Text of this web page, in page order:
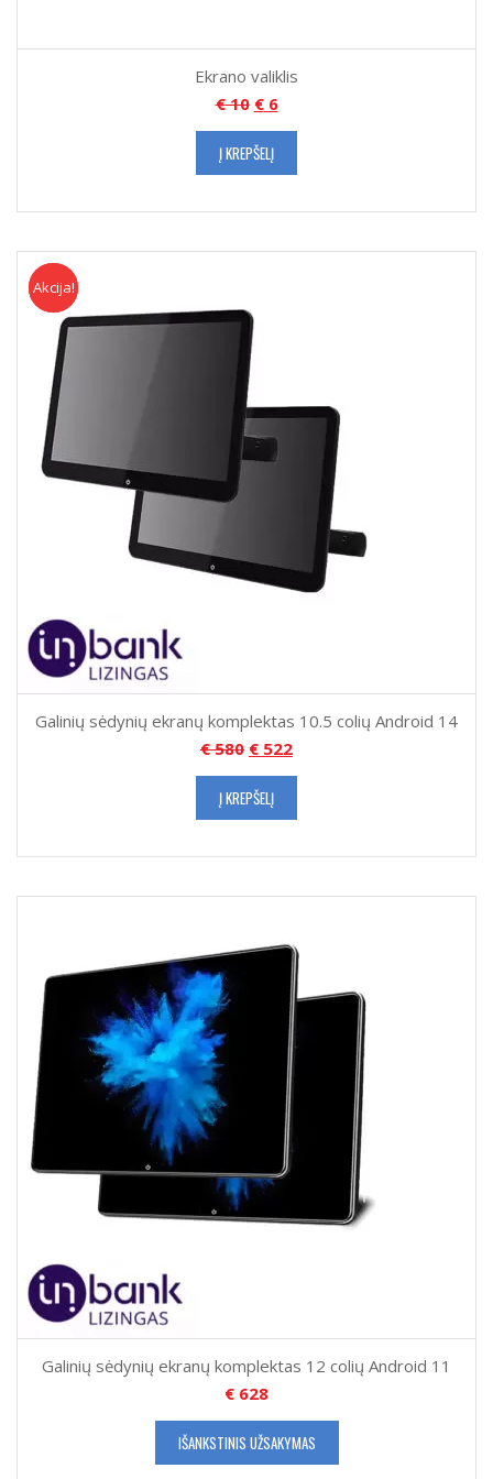
Ekrano valiklis
€10 €6
Į KREPŠELĮ
Akcija
Akcija!
Galinių sėdynių ekranų komplektas 10.5 colių Android 14
€580 € 522
Į KREPŠELĮ
Galinių sėdynių ekranų komplektas 12 colių Android 11
€ 628
IŠANKSTINIS UŽSAKYMAS